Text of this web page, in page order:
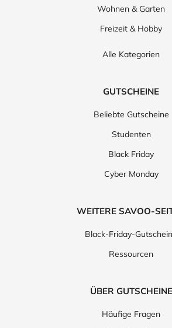
Wohnen & Garten
Freizeit & Hobby
Alle Kategorien
GUTSCHEINE
Beliebte Gutscheine
Studenten
Black Friday
Cyber Monday
WEITERE SAVOO-
Black-Friday-
Ressourcen
ÜBER GUTSCHEINE
Häufige Fragen